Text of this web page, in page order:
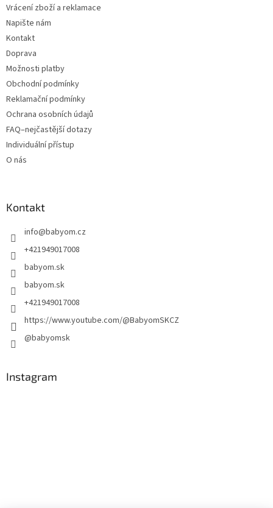
Vrácení zboží a reklamace
Napište nám
Kontakt
Doprava
Možnosti platby
Obchodní podmínky
Reklamační podmínky
Ochrana osobních údajů
FAQ–nejčastější dotazy
Individuální přístup
O nás
Kontakt
info@babyom.cz
+421949017008
babyom.sk
babyom.sk
+421949017008
https://www.youtube.com/@BabyomSKCZ
@babyomsk
Instagram